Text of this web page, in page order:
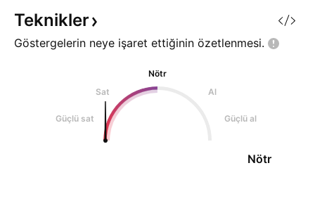
ediyor. Bu bölgeye ulaşmadan
göre Bıst ın
Teknikler
Göstergelerin neye işaret ettiğinin özetlenmesi.
Nötr
Sat
Al
Güçlü sat Güçlü al
Nötr